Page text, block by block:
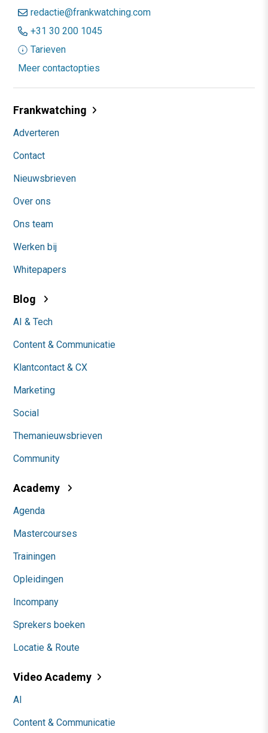
redactie@frankwatching.com
+31 30 200 1045
Tarieven
Meer contactopties
Frankwatching
Adverteren
Contact
Nieuwsbrieven
Over ons
Ons team
Werken bij
Whitepapers
Blog
AI & Tech
Content & Communicatie
Klantcontact & CX
Marketing
Social
Themanieuwsbrieven
Community
Academy
Agenda
Mastercourses
Trainingen
Opleidingen
Incompany
Sprekers boeken
Locatie & Route
Video Academy
AI
Content & Communicatie